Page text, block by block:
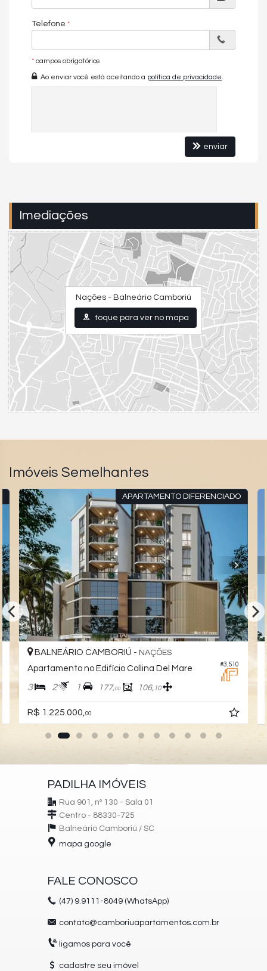
Telefone
* campos obrigatórios
Ao enviar você está aceitando a política de privacidade
enviar
Imediações
Nações - Balneário Camboriú
toque para ver no mapa
Imóveis Semelhantes
APARTAMENTO DIFERENCIADO
#3.510
BALNEÁRIO CAMBORIÚ - NAÇÕES
Apartamento no Edifício Collina Del Mare
3 2 1 177,00 106, 10
R$ 1.225.000, 00
PADILHA IMÓVEIS
Rua 901, nº 130 - Sala 01
Centro - 88330-725
Balneário Camboriú / SC
mapa google
FALE CONOSCO
(47) 9.9111-8049 (WhatsApp)
contato@camboriuapartamentos.com.br
ligamos para você
cadastre seu imóvel